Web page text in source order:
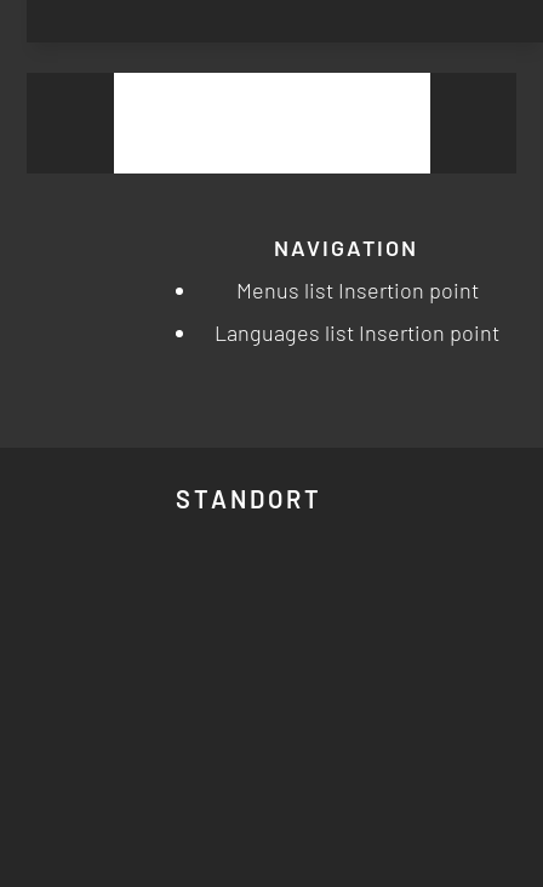
NAVIGATION
Menus list Insertion point
Languages list Insertion point
STANDORT